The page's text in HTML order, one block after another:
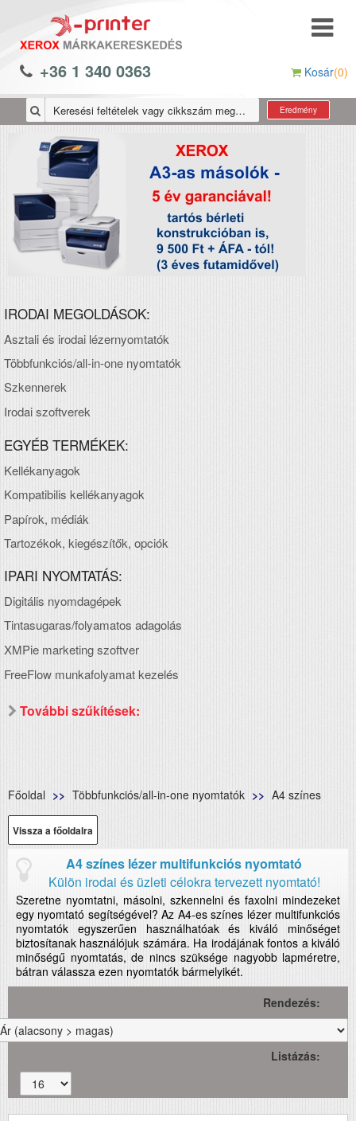
+36 1 340 0363 Kosár(0)
Eredmény
IRODAI MEGOLDÁSOK:
Asztali és irodai lézernyomtatók
Többfunkciós/all-in-one nyomtatók
Szkennerek
Irodai szoftverek
EGYÉB TERMÉKEK:
Kellékanyagok
Kompatibilis kellékanyagok
Papírok, médiák
Tartozékok, kiegészítők, opciók
IPARI NYOMTATÁS:
Digitális nyomdagépek
Tintasugaras/folyamatos adagolás
XMPie marketing szoftver
FreeFlow munkafolyamat kezelés
További szűkítések:
Főoldal Többfunkciós/all-in-one nyomtatók A4 színes
Vissza a főoldalra
A4 színes lézer multifunkciós nyomtató
Külön irodai és üzleti célokra tervezett nyomtató!
Szeretne nyomtatni, másolni, szkennelni és faxolni mindezeket
egy nyomtató segítségével? Az A4-es színes lézer multifunkciós
nyomtatók egyszerűen használhatóak és kiváló minőséget
biztosítanak használójuk számára. Ha irodájának fontos a kiváló
minőségű nyomtatás, de nincs szüksége nagyobb lapméretre,
bátran válassza ezen nyomtatók bármelyikét.
Rendezés:
Listázás: